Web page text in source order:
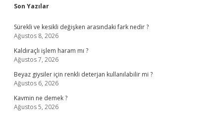
Sidebar
Son Yazılar
Sürekli ve kesikli değişken arasındaki fark nedir ?
Ağustos 8, 2026
Kaldıraçlı işlem haram mı ?
Ağustos 7, 2026
Beyaz giysiler için renkli deterjan kullanılabilir mi ?
Ağustos 6, 2026
Kavmin ne demek ?
Ağustos 5, 2026